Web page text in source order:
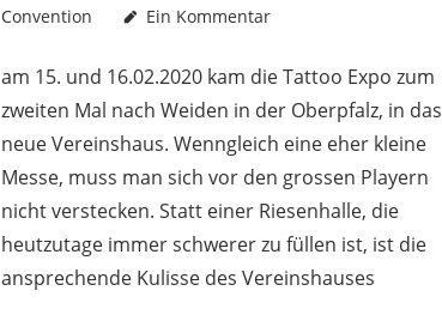
Convention
Ein Kommentar
am 15. und 16.02.2020 kam die Tattoo Expo zum
zweiten Mal nach Weiden in der Oberpfalz, in das
neue Vereinshaus. Wenngleich eine eher kleine
Messe, muss man sich vor den grossen Playern
nicht verstecken. Statt einer Riesenhalle, die
heutzutage immer schwerer zu füllen ist, ist die
ansprechende Kulisse des Vereinshauses